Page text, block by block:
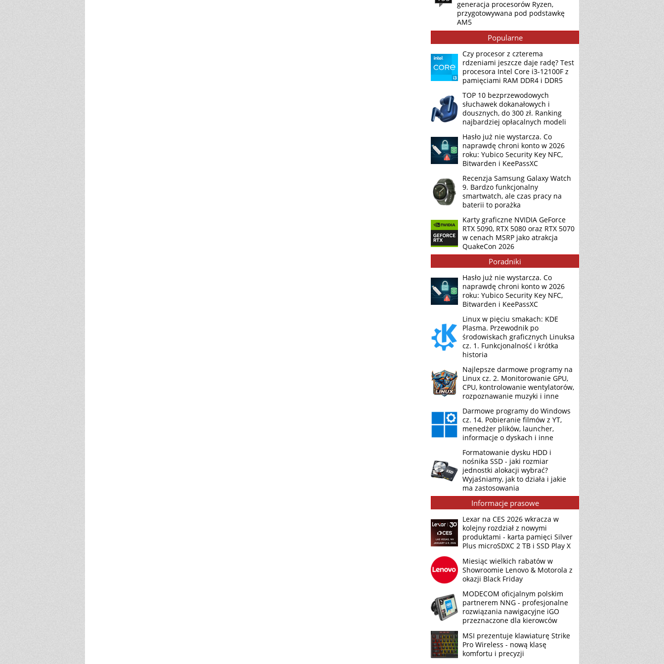
generacja procesorów Ryzen,
przygotowywana pod podstawkę
AM5
Popularne
Czy procesor z czterema
rdzeniami jeszcze daje radę? Test
procesora Intel Core i3-12100F z
pamięciami RAM DDR4 i DDR5
TOP 10 bezprzewodowych
słuchawek dokanałowych i
dousznych, do 300 zł. Ranking
najbardziej opłacalnych modeli
Hasło już nie wystarcza. Co
naprawdę chroni konto w 2026
roku: Yubico Security Key NFC,
Bitwarden i KeePassXC
Recenzja Samsung Galaxy Watch
9. Bardzo funkcjonalny
smartwatch, ale czas pracy na
baterii to porażka
Karty graficzne NVIDIA GeForce
RTX 5090, RTX 5080 oraz RTX 5070
w cenach MSRP jako atrakcja
QuakeCon 2026
Poradniki
Hasło już nie wystarcza. Co
naprawdę chroni konto w 2026
roku: Yubico Security Key NFC,
Bitwarden i KeePassXC
Linux w pięciu smakach: KDE
Plasma. Przewodnik po
środowiskach graficznych Linuksa
cz. 1. Funkcjonalność i krótka
historia
Najlepsze darmowe programy na
Linux cz. 2. Monitorowanie GPU,
CPU, kontrolowanie wentylatorów,
rozpoznawanie muzyki i inne
Darmowe programy do Windows
cz. 14. Pobieranie filmów z YT,
menedżer plików, launcher,
informacje o dyskach i inne
Formatowanie dysku HDD i
nośnika SSD - jaki rozmiar
jednostki alokacji wybrać?
Wyjaśniamy, jak to działa i jakie
ma zastosowania
Informacje prasowe
Lexar na CES 2026 wkracza w
kolejny rozdział z nowymi
produktami - karta pamięci Silver
Plus microSDXC 2 TB i SSD Play X
Miesiąc wielkich rabatów w
Showroomie Lenovo & Motorola z
okazji Black Friday
MODECOM oficjalnym polskim
partnerem NNG - profesjonalne
rozwiązania nawigacyjne iGO
przeznaczone dla kierowców
MSI prezentuje klawiaturę Strike
Pro Wireless - nową klasę
komfortu i precyzji